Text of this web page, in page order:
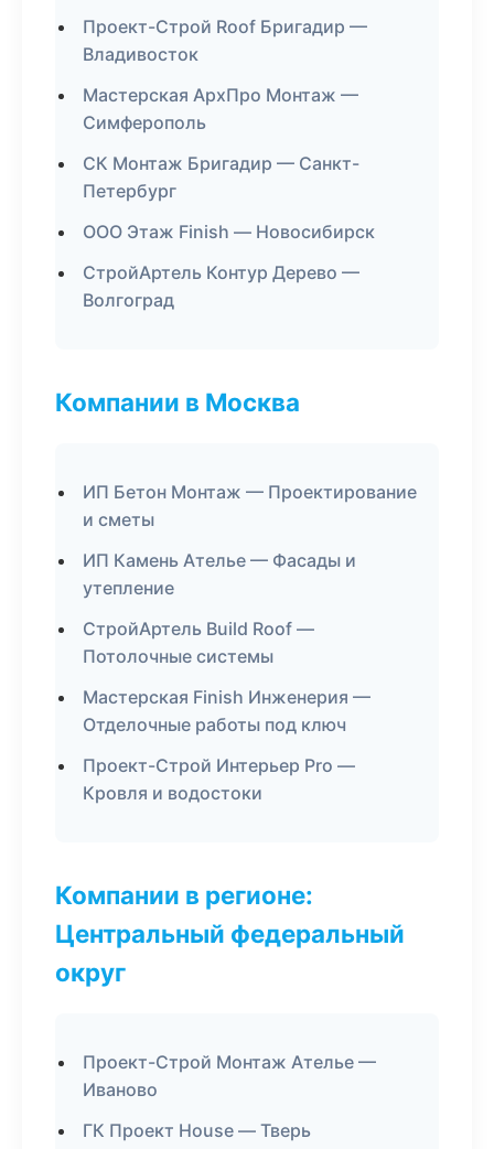
Проект-Строй Roof Бригадир —
Владивосток
Мастерская АрхПро Монтаж —
Симферополь
СК Монтаж Бригадир — Санкт-
Петербург
ООО Этаж Finish — Новосибирск
СтройАртель Контур Дерево —
Волгоград
Компании в Москва
ИП Бетон Монтаж — Проектирование
и сметы
ИП Камень Ателье — Фасады и
утепление
СтройАртель Build Roof —
Потолочные системы
Мастерская Finish Инженерия —
Отделочные работы под ключ
Проект-Строй Интерьер Pro —
Кровля и водостоки
Компании в регионе:
Центральный федеральный
округ
Проект-Строй Монтаж Ателье —
Иваново
ГК Проект House — Тверь